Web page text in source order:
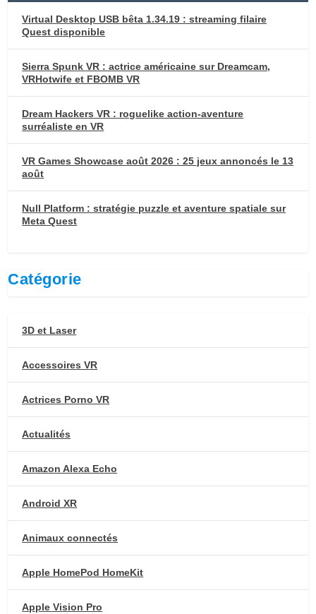
Virtual Desktop USB bêta 1.34.19 : streaming filaire
Quest disponible
Sierra Spunk VR : actrice américaine sur Dreamcam,
VRHotwife et FBOMB VR
Dream Hackers VR : roguelike action-aventure
surréaliste en VR
VR Games Showcase août 2026 : 25 jeux annoncés le 13
août
Null Platform : stratégie puzzle et aventure spatiale sur
Meta Quest
Catégorie
3D et Laser
Accessoires VR
Actrices Porno VR
Actualités
Amazon Alexa Echo
Android XR
Animaux connectés
Apple HomePod HomeKit
Apple Vision Pro